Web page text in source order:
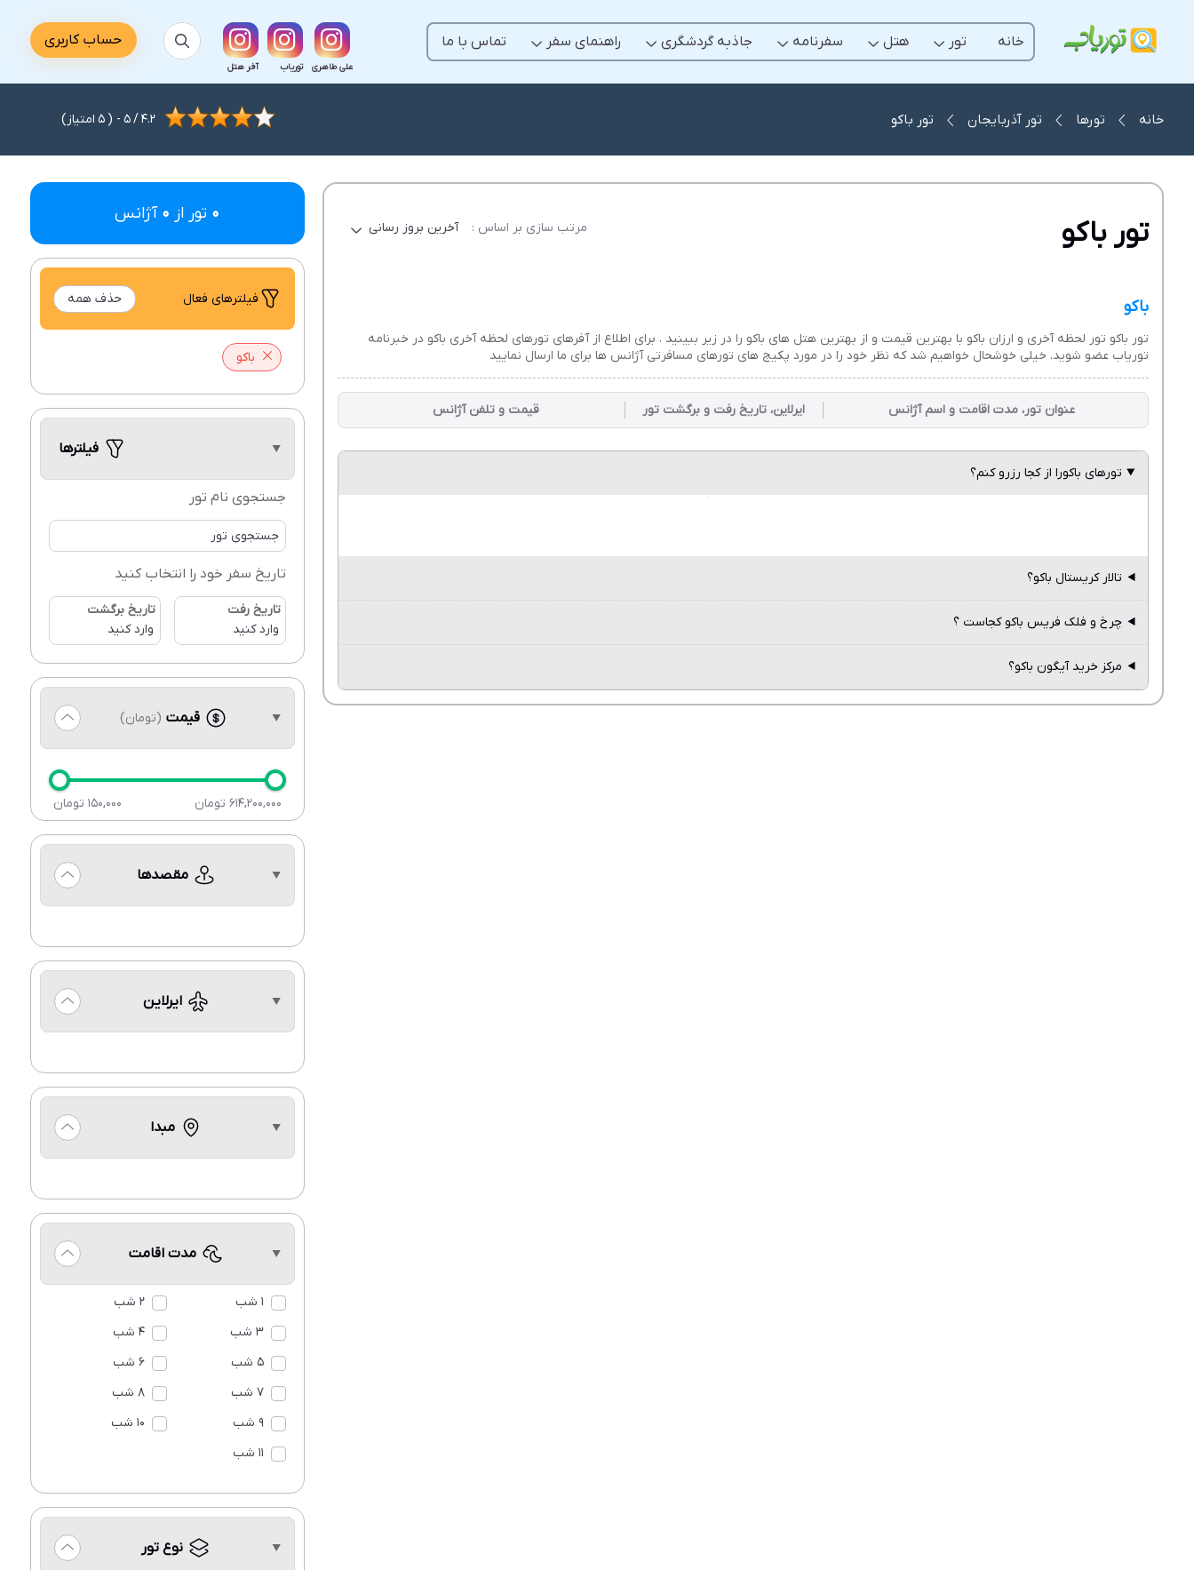
خانه تور هتل سفرنامه جاذبه گردشگری راهنمای سفر تماس با ما
علی طاهری توریاب آفر هتل
حساب کاربری
خانه تورها تور آذربایجان تور باکو 4.2
/
5
- (
5 امتیاز)
تور باکو مرتب سازی بر اساس : آخرین بروز رسانی
باکو
تور باکو تور لحظه آخری و ارزان باکو با بهترین قیمت و از بهترین هتل های باکو را در زیر ببینید . برای اطلاع از آفرهای تورهای لحظه آخری باکو در خبرنامه
توریاب عضو شوید. خیلی خوشحال خواهیم شد که نظر خود را در مورد پکیج های تورهای مسافرتی آژانس ها برای ما ارسال نمایید
عنوان تور، مدت اقامت و اسم آژانس ایرلاین، تاریخ رفت و برگشت تور قیمت و تلفن آژانس
تورهای باکورا از کجا رزرو کنم؟
تالار کریستال باکو؟
چرخ و فلک فریس باکو کجاست ؟
مرکز خرید آیگون باکو؟
0 تور از 0 آژانس
فیلتر‌های فعال حذف همه
باکو
فیلترها
جستجوی نام تور
تاریخ سفر خود را انتخاب کنید
تاریخ رفت تاریخ برگشت
قیمت (تومان)
150,000 تومان 614,200,000 تومان
مقصدها
ایرلاین
مبدا
مدت اقامت
1 شب
2 شب
3 شب
4 شب
5 شب
6 شب
7 شب
8 شب
9 شب
10 شب
11 شب
نوع تور